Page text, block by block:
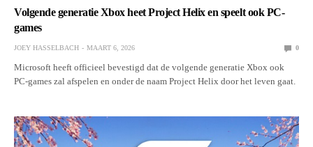
Volgende generatie Xbox heet Project Helix en speelt ook PC-
games
JOEY HASSELBACH MAART 6, 2026 0
Microsoft heeft officieel bevestigd dat de volgende generatie Xbox ook
PC-games zal afspelen en onder de naam Project Helix door het leven gaat.